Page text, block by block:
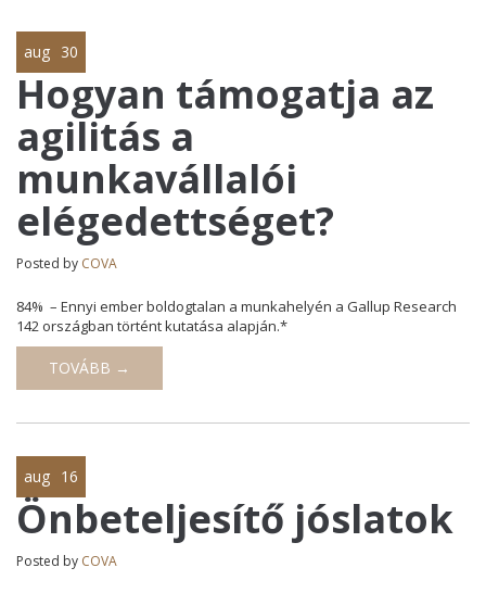
aug 30
Hogyan támogatja az
agilitás a
munkavállalói
elégedettséget?
Posted by COVA
84% – Ennyi ember boldogtalan a munkahelyén a Gallup Research
142 országban történt kutatása alapján.*
TOVÁBB →
aug 16
Önbeteljesítő jóslatok
Posted by COVA